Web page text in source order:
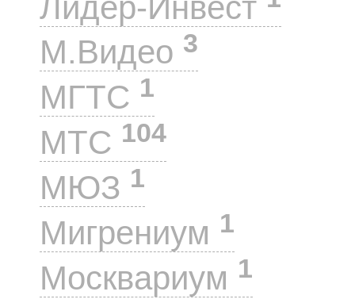
М.Видео 3
МГТС 1
МТС 104
МЮЗ 1
Мигрениум 1
Москвариум 1